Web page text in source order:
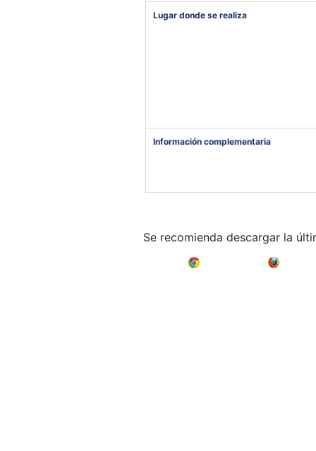
Lugar donde se realiza
Información complementaria
Se recomienda descargar la